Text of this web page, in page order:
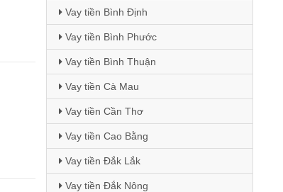
Vay tiền Bình Định
Vay tiền Bình Phước
Vay tiền Bình Thuận
Vay tiền Cà Mau
Vay tiền Cần Thơ
Vay tiền Cao Bằng
Vay tiền Đắk Lắk
Vay tiền Đắk Nông